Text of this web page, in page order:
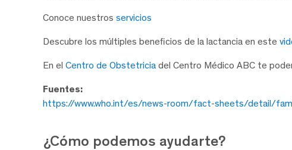
Conoce nuestros servicios
Descubre los múltiples beneficios de la lactancia en este
En el Centro de Obstetricia del Centro Médico ABC te
Fuentes:
https://www.who.int/es/news-room/fact-sheets/detail/
¿Cómo podemos ayudarte?